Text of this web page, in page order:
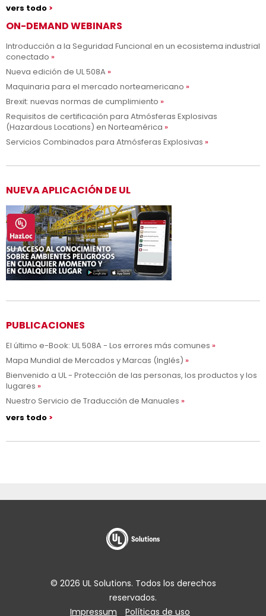
vers todo
ON-DEMAND WEBINARS
Introducción a la Seguridad Funcional en un ecosistema industrial
conectado
Nueva edición de UL 508A
Maquinaria para el mercado norteamericano
Brexit: nuevas normas de cumplimiento
Requisitos de certificación para Atmósferas Explosivas
(Hazardous Locations) en Norteamérica
Servicios Combinados para Atmósferas Explosivas
NUEVA APLICACIÓN DE UL
PUBLICACIONES
El último e-Book: UL 508A - Los errores más comunes
Mapa Mundial de Mercados y Marcas (Inglés)
Bienvenido a UL - Protección de las personas, los productos y los
lugares
Nuestro Servicio de Traducción de Manuales
vers todo
© 2026 UL Solutions. Todos los derechos
reservados.
Impressum
Políticas de uso